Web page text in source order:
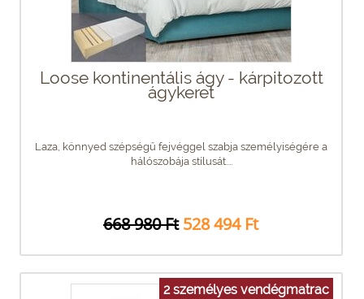
Loose kontinentális ágy - kárpitozott
ágykeret
Laza, könnyed szépségű fejvéggel szabja személyiségére a
hálószobája stílusát....
668 980 Ft 528 494 Ft
2 személyes vendégmatrac